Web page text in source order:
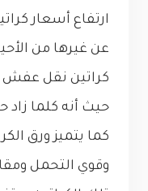
ارتفاع أسعار
عن غيرها من
كراتين نقل
حيث أنه كلما زاد
كما يتميز ورق
وقوي التحمل